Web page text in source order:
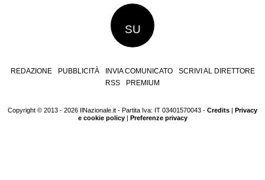
SU
REDAZIONE PUBBLICITÀ INVIA COMUNICATO
SCRIVI AL DIRETTORE
RSS
PREMIUM
Copyright © 2013 - 2026 IlNazionale.it - Partita Iva: IT 03401570043 - Credits | Privacy
e cookie policy| Preferenze privacy